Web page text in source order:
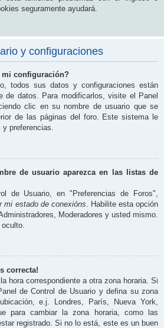
seguramente ayudará.
y configuraciones
mi configuración?
todos sus datos y configuraciones están
de datos. Para modificarlos, visite el Panel
clic en su nombre de usuario que se
de las páginas del foro. Este sistema le
preferencias.
de usuario aparezca en las listas de
de Usuario, en "Preferencias de Foros",
mi estado de conexións . Habilite esta opción
Moderadores y usted mismo.
correcta!
hora correspondiente a otra zona horaria. Si
de Control de Usuario y defina su zona
e.j. Londres, París, Nueva York,
para cambiar la zona horaria, como las
registrado. Si no lo está, este es un buen